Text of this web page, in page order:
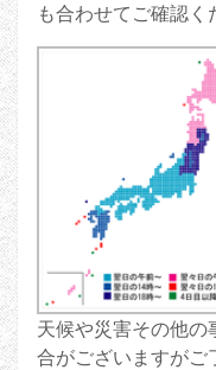
も合わせてご確認く
天候や災害その他
合がございますがご